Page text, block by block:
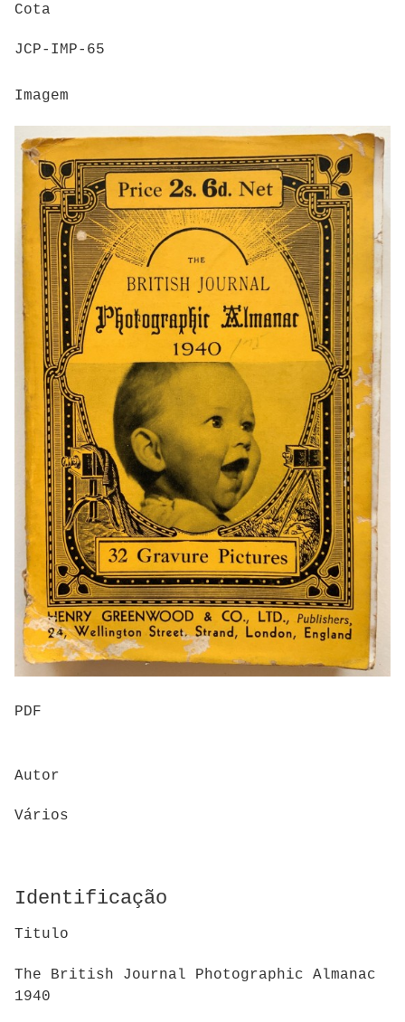
Cota
JCP-IMP-65
Imagem
PDF
Autor
Vários
Identificação
Titulo
The British Journal Photographic Almanac
1940